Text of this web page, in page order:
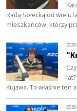
Radą Sołecką od
mieszkańców, którzy
Kujawa. To właśnie ten